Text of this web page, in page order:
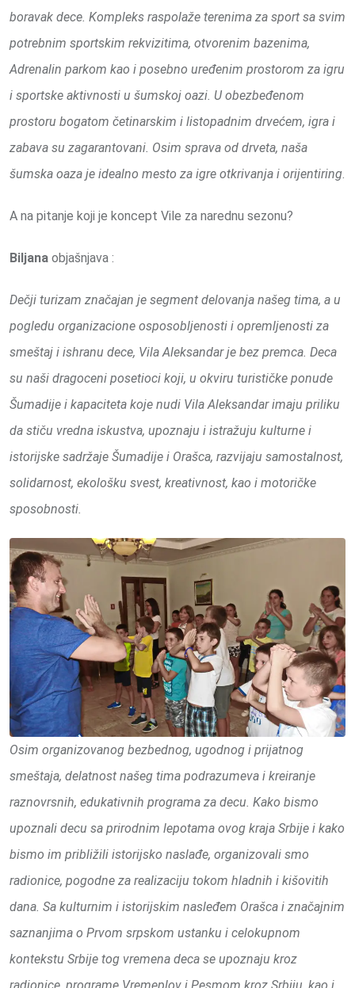
boravak dece. Kompleks raspolaže terenima za sport sa svim
potrebnim sportskim rekvizitima, otvorenim bazenima,
Adrenalin parkom kao i posebno uređenim prostorom za igru
i sportske aktivnosti u šumskoj oazi. U obezbeđenom
prostoru bogatom četinarskim i listopadnim drvećem, igra i
zabava su zagarantovani. Osim sprava od drveta, naša
šumska oaza je idealno mesto za igre otkrivanja i orijentiring.
A na pitanje koji je koncept Vile za narednu sezonu?
Biljana objašnjava :
Dečji turizam značajan je segment delovanja našeg tima, a u
pogledu organizacione osposobljenosti i opremljenosti za
smeštaj i ishranu dece, Vila Aleksandar je bez premca. Deca
su naši dragoceni posetioci koji, u okviru turističke ponude
Šumadije i kapaciteta koje nudi Vila Aleksandar imaju priliku
da stiču vredna iskustva, upoznaju i istražuju kulturne i
istorijske sadržaje Šumadije i Orašca, razvijaju samostalnost,
solidarnost, ekološku svest, kreativnost, kao i motoričke
sposobnosti.
Osim organizovanog bezbednog, ugodnog i prijatnog
smeštaja, delatnost našeg tima podrazumeva i kreiranje
raznovrsnih, edukativnih programa za decu. Kako bismo
upoznali decu sa prirodnim lepotama ovog kraja Srbije i kako
bismo im približili istorijsko naslađe, organizovali smo
radionice, pogodne za realizaciju tokom hladnih i kišovitih
dana. Sa kulturnim i istorijskim nasleđem Orašca i značajnim
saznanjima o Prvom srpskom ustanku i celokupnom
kontekstu Srbije tog vremena deca se upoznaju kroz